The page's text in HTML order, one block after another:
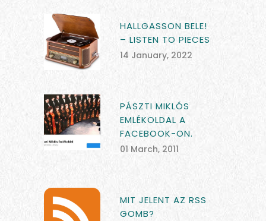
HALLGASSON BELE!
– LISTEN TO PIECES
14 January, 2022
PÁSZTI MIKLÓS
EMLÉKOLDAL A
FACEBOOK-ON.
01 March, 2011
MIT JELENT AZ RSS
GOMB?